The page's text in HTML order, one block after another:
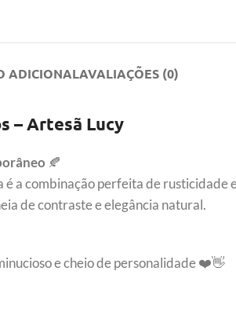
ADICIONALAVALIAÇÕES (0)
– Artesã Lucy
🍂
é a combinação perfeita de rusticidade
de contraste e elegância natural.
e cheio de personalidade ❤️👋